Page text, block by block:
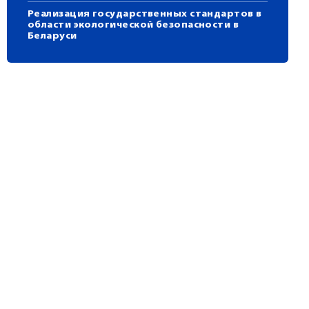
Реализация государственных стандартов в
области экологической безопасности в
Беларуси